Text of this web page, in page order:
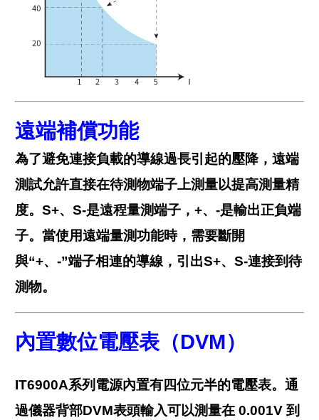
遠端補償功能
為了避免連接負載的導線過長引起的壓降，遠端
測試允許直接在待測物端子上測量以提高測量精
度。S+、S-是遠程量測端子，+、-是輸出正負端
子。當使用遠端量測功能時，需要斷開
與“+、-”端子相連的導線，引出S+、S-連接到待
測物。
內置數位電壓表（DVM）
IT6900A系列電源內置有四位元半的電壓表。通
過儀器背部DVM表頭輸入可以測量在 0.001V 到